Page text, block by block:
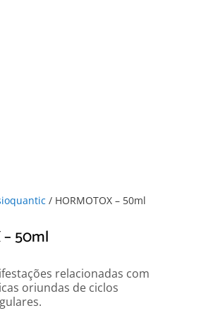
/ HORMOTOX – 50ml
– 50ml
relacionadas com
oriundas de ciclos